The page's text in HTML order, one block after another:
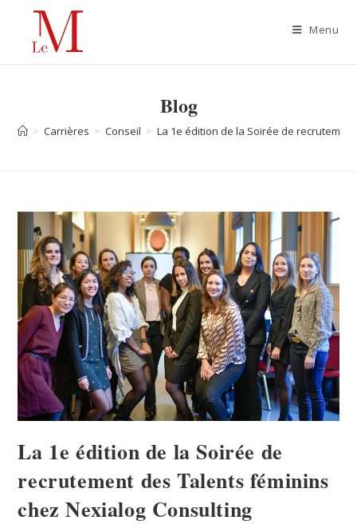
Menu
Blog
> Carrières > Conseil > La 1e édition de la Soirée de
La 1e édition de la Soirée de
recrutement des Talents féminins
chez Nexialog Consulting